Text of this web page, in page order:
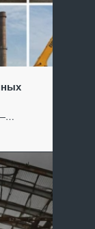
—…